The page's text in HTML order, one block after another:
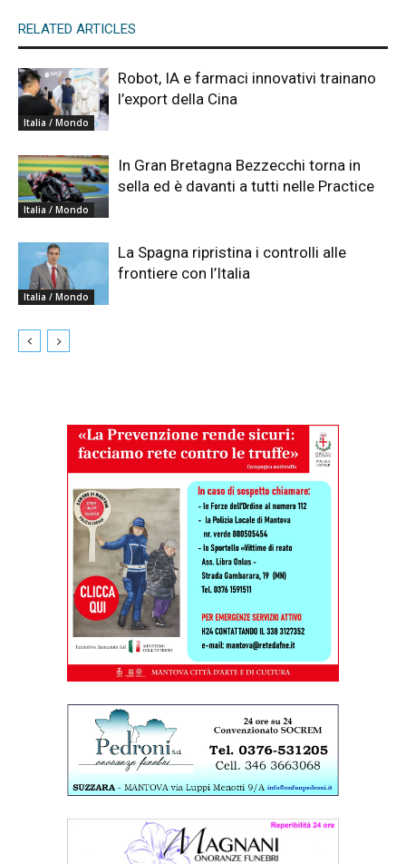
RELATED ARTICLES
Italia / Mondo
Robot, IA e farmaci innovativi trainano
l’export della Cina
Italia / Mondo
In Gran Bretagna Bezzecchi torna in
sella ed è davanti a tutti nelle Practice
Italia / Mondo
La Spagna ripristina i controlli alle
frontiere con l’Italia